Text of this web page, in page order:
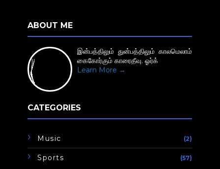
ABOUT ME
இன்பத்திலும் துன்பத்திலும் காலமெலாம்
கைகோர்கும் காரைதீவு. ஓர்க்
Learn More →
CATEGORIES
Music (2)
Sports (57)